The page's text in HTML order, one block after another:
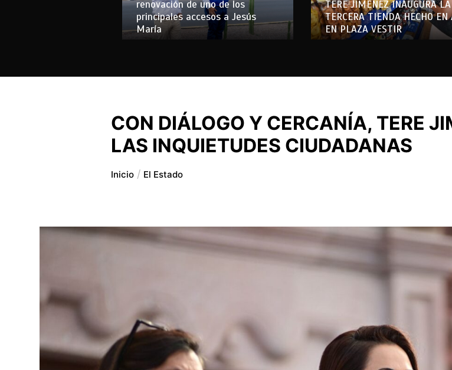
renovación de uno de los
principales accesos a Jesús
María
TERE JIMÉNEZ INAUGURA LA
TERCERA TIENDA HECHO EN
EN PLAZA VESTIR
CON DIÁLOGO Y CERCANÍA, TERE
LAS INQUIETUDES CIUDADANAS
Inicio El Estado